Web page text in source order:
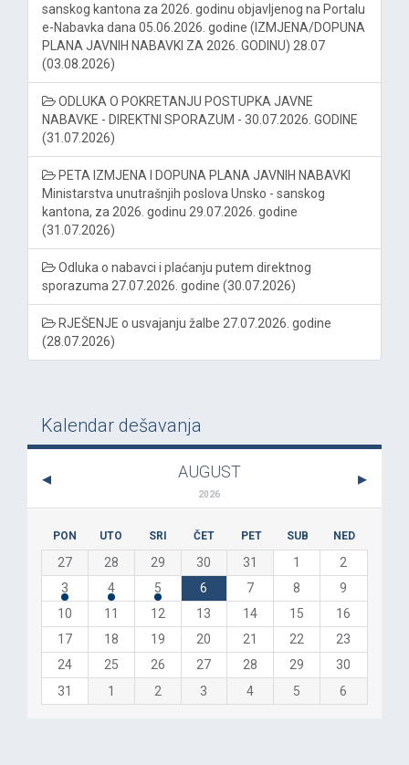
sanskog kantona za 2026. godinu objavljenog na Portalu
e-Nabavka dana 05.06.2026. godine (IZMJENA/DOPUNA
PLANA JAVNIH NABAVKI ZA 2026. GODINU) 28.07
(03.08.2026)
ODLUKA O POKRETANJU POSTUPKA JAVNE
NABAVKE - DIREKTNI SPORAZUM - 30.07.2026. GODINE
(31.07.2026)
PETA IZMJENA I DOPUNA PLANA JAVNIH NABAVKI
Ministarstva unutrašnjih poslova Unsko - sanskog
kantona, za 2026. godinu 29.07.2026. godine
(31.07.2026)
Odluka o nabavci i plaćanju putem direktnog
sporazuma 27.07.2026. godine (30.07.2026)
RJEŠENJE o usvajanju žalbe 27.07.2026. godine
(28.07.2026)
Kalendar dešavanja
AUGUST
2026
PON UTO SRI ČET PET SUB NED
27 28 29 30 31 1
2
3
4 5 6 7 8
9
10
11 12 13 14 15
16
17
18 19 20 21 22
23
24
25 26 27 28 29
30
31
1 2 3 4 5 6